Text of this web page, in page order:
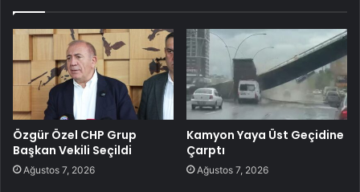
Özgür Özel CHP Grup
Başkan Vekili Seçildi
Ağustos 7, 2026
Kamyon Yaya Üst Geçidine
Çarptı
Ağustos 7, 2026